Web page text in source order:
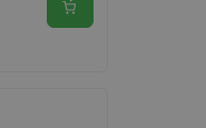
Se produkt